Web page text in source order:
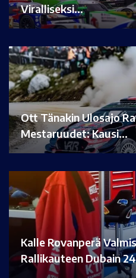
Viralliseksi…
Ott Tänakin Ulosajo
Mestaruudet: Kausi…
Kalle Rovanperä
Rallikauteen Dubain